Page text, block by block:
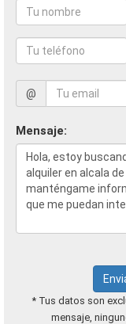
@
Mensaje:
* Tus datos son
mensaje,